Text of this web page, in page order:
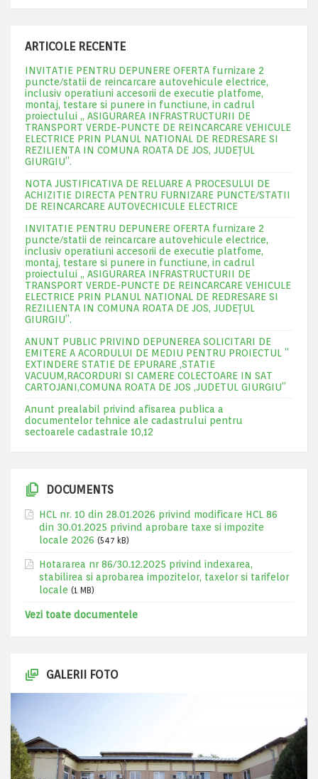
ARTICOLE RECENTE
INVITATIE PENTRU DEPUNERE OFERTA furnizare 2
puncte/statii de reincarcare autovehicule electrice,
inclusiv operatiuni accesorii de executie platfome,
montaj, testare si punere in functiune, in cadrul
proiectului „ ASIGURAREA INFRASTRUCTURII DE
TRANSPORT VERDE-PUNCTE DE REINCARCARE VEHICULE
ELECTRICE PRIN PLANUL NATIONAL DE REDRESARE SI
REZILIENTA IN COMUNA ROATA DE JOS, JUDEŢUL
GIURGIU”.
NOTA JUSTIFICATIVA DE RELUARE A PROCESULUI DE
ACHIZITIE DIRECTA PENTRU FURNIZARE PUNCTE/STATII
DE REINCARCARE AUTOVECHICULE ELECTRICE
INVITATIE PENTRU DEPUNERE OFERTA furnizare 2
puncte/statii de reincarcare autovehicule electrice,
inclusiv operatiuni accesorii de executie platfome,
montaj, testare si punere in functiune, in cadrul
proiectului „ ASIGURAREA INFRASTRUCTURII DE
TRANSPORT VERDE-PUNCTE DE REINCARCARE VEHICULE
ELECTRICE PRIN PLANUL NATIONAL DE REDRESARE SI
REZILIENTA IN COMUNA ROATA DE JOS, JUDEŢUL
GIURGIU”.
ANUNT PUBLIC PRIVIND DEPUNEREA SOLICITARI DE
EMITERE A ACORDULUI DE MEDIU PENTRU PROIECTUL ”
EXTINDERE STATIE DE EPURARE ,STATIE
VACUUM,RACORDURI SI CAMERE COLECTOARE IN SAT
CARTOJANI,COMUNA ROATA DE JOS ,JUDETUL GIURGIU”
Anunt prealabil privind afisarea publica a
documentelor tehnice ale cadastrului pentru
sectoarele cadastrale 10,12
DOCUMENTS
HCL nr. 10 din 28.01.2026 privind modificare HCL 86
din 30.01.2025 privind aprobare taxe si impozite
locale 2026 (547 kB)
Hotararea nr 86/30.12.2025 privind indexarea,
stabilirea si aprobarea impozitelor, taxelor si tarifelor
locale (1 MB)
Vezi toate documentele
GALERII FOTO